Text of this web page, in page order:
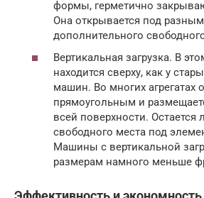
формы, герметично
Она открывается под
дополнительного
Вертикальная загрузка. В
находится сверху, как у
машин. Во многих агрегатах
прямоугольным и
всей поверхности. Остается
свободного места под
Машины с вертикальной
размерам намного меньше